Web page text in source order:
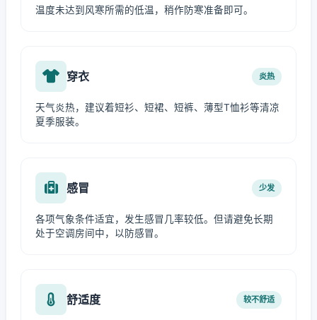
温度未达到风寒所需的低温，稍作防寒准备即可。
穿衣 炎热
天气炎热，建议着短衫、短裙、短裤、薄型T恤衫等清凉
夏季服装。
感冒 少发
各项气象条件适宜，发生感冒几率较低。但请避免长期
处于空调房间中，以防感冒。
舒适度 较不舒适